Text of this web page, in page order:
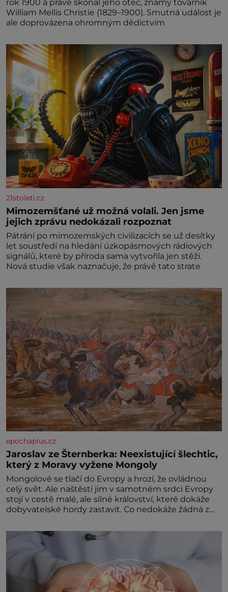
rok 1900 a právě skonal jeho otec, známý továrník
William Mellis Christie (1829–1900). Smutná událost je
ale doprovázena ohromným dědictvím
21stoleti.cz
Mimozemšťané už možná volali. Jen jsme
jejich zprávu nedokázali rozpoznat
Pátrání po mimozemských civilizacích se už desítky
let soustředí na hledání úzkopásmových rádiových
signálů, které by příroda sama vytvořila jen stěží.
Nová studie však naznačuje, že právě tato strate
epochaplus.cz
Jaroslav ze Šternberka: Neexistující šlechtic,
který z Moravy vyžene Mongoly
Mongolové se tlačí do Evropy a hrozí, že ovládnou
celý svět. Ale naštěstí jim v samotném srdci Evropy
stojí v cestě malé, ale silné království, které dokáže
dobyvatelské hordy zastavit. Co nedokáže žádná z
král. Nebo že by ne? Mongolové od roku 1223
postupují podél Kaspického a Azovského moře,